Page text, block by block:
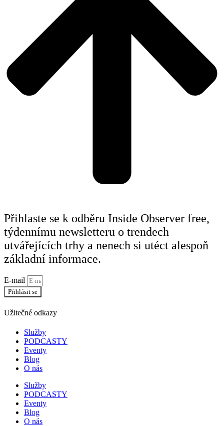
Přihlaste se k odběru Inside Observer free,
týdennímu newsletteru o trendech
utvářejících trhy a nenech si utéct alespoň
základní informace.
E-mail
Přihlásit se
Užitečné odkazy
Služby
PODCASTY
Eventy
Blog
O nás
Služby
PODCASTY
Eventy
Blog
O nás